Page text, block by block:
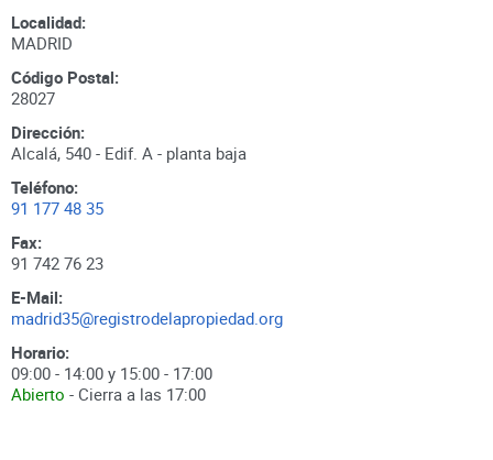
Localidad:
MADRID
Código Postal:
28027
Dirección:
Alcalá, 540 - Edif. A - planta baja
Teléfono:
91 177 48 35
Fax:
91 742 76 23
E-Mail:
madrid35@registrodelapropiedad.org
Horario:
09:00 - 14:00 y 15:00 - 17:00
Abierto - Cierra a las 17:00